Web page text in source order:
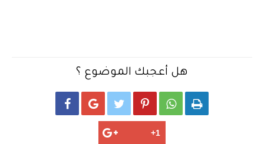
هل أعجبك الموضوع ؟
     